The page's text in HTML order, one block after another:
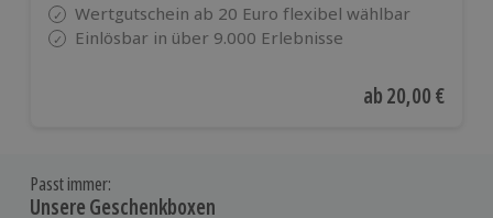
Wertgutschein ab 20 Euro flexibel wählbar
Einlösbar in über 9.000 Erlebnisse
Aktueller Preis
ab20,00 €
Passt immer:
Unsere Geschenkboxen